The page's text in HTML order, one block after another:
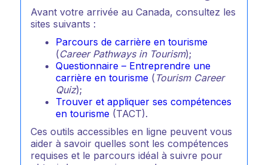
Avant votre arrivée au Canada, consultez les
sites suivants :
Parcours de carrière en tourisme
(Career Pathways in Tourism);
Questionnaire – Entreprendre une
carrière en tourisme ( Tourism Career
Quiz);
Trouver et appliquer ses compétences
en tourisme (TACT).
Ces outils accessibles en ligne peuvent vous
aider à savoir quelles sont les compétences
requises et le parcours idéal à suivre pour